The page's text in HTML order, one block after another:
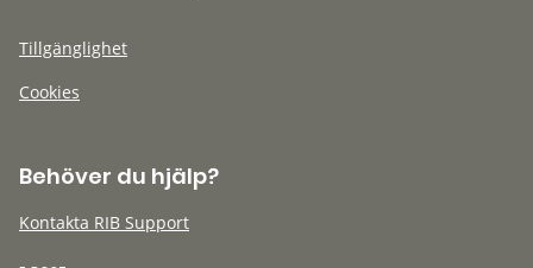
Tillgänglighet
Cookies
Behöver du hjälp?
Kontakta RIB Support